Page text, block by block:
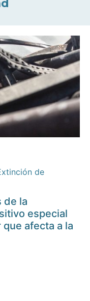
de
de la
especial
afecta a la